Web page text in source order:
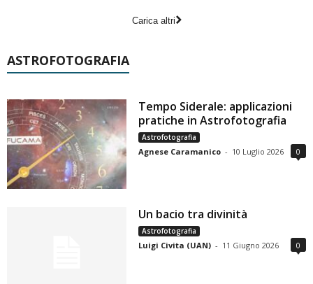
Carica altri
ASTROFOTOGRAFIA
Tempo Siderale: applicazioni
pratiche in Astrofotografia
Astrofotografia
Agnese Caramanico - 10 Luglio 2026 0
Un bacio tra divinità
Astrofotografia
Luigi Civita (UAN) - 11 Giugno 2026 0